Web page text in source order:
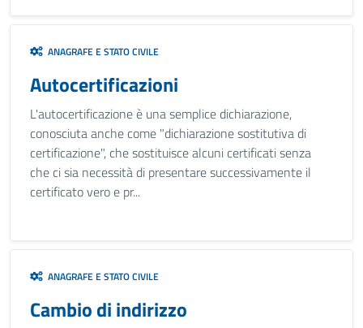
ANAGRAFE E STATO CIVILE
Autocertificazioni
L'autocertificazione è una semplice dichiarazione,
conosciuta anche come "dichiarazione sostitutiva di
certificazione", che sostituisce alcuni certificati senza
che ci sia necessità di presentare successivamente il
certificato vero e pr...
ANAGRAFE E STATO CIVILE
Cambio di indirizzo